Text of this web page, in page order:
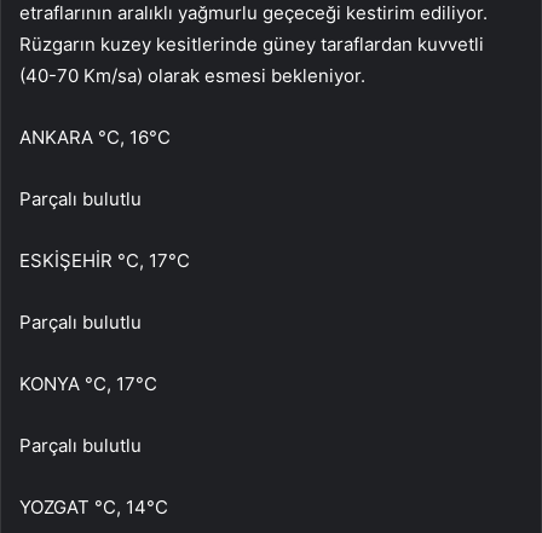
etraflarının aralıklı yağmurlu geçeceği kestirim ediliyor.
Rüzgarın kuzey kesitlerinde güney taraflardan kuvvetli
(40-70 Km/sa) olarak esmesi bekleniyor.
ANKARA °C, 16°C
Parçalı bulutlu
ESKİŞEHİR °C, 17°C
Parçalı bulutlu
KONYA °C, 17°C
Parçalı bulutlu
YOZGAT °C, 14°C